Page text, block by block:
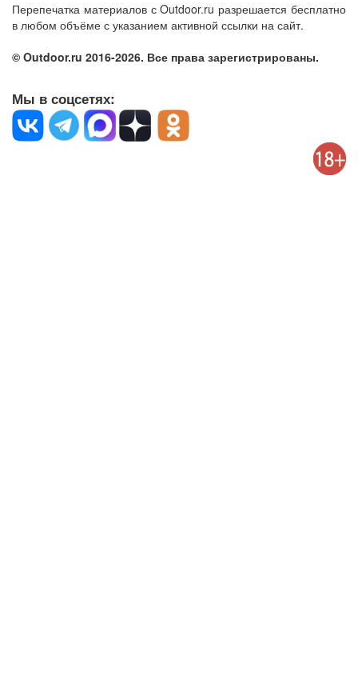
Перепечатка материалов с Outdoor.ru разрешается бесплатно
в любом объёме с указанием активной ссылки на сайт.
© Outdoor.ru 2016-2026. Все права зарегистрированы.
Мы в соцсетях: